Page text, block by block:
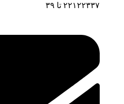
۲۲۱۲۲۳۳۷ تا ۳۹